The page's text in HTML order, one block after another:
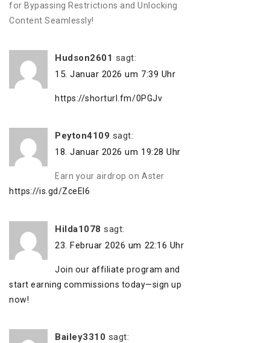
for Bypassing Restrictions and Unlocking
Content Seamlessly!
Hudson2601 sagt:
15. Januar 2026 um 7:39 Uhr
https://shorturl.fm/0PGJv
Peyton4109 sagt:
18. Januar 2026 um 19:28 Uhr
Earn your airdrop on Aster
https://is.gd/ZceEI6
Hilda1078 sagt:
23. Februar 2026 um 22:16 Uhr
Join our affiliate program and
start earning commissions today—sign up
now!
Bailey3310 sagt: